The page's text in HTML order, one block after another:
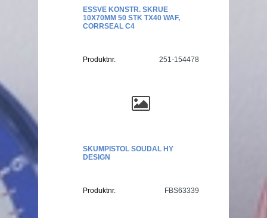
ESSVE KONSTR. SKRUE
10X70MM 50 STK TX40 WAF,
CORRSEAL C4
Produktnr. 251-154478
SKUMPISTOL SOUDAL HY
DESIGN
Produktnr. FBS63339